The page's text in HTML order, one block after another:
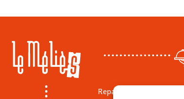
Repas sur place